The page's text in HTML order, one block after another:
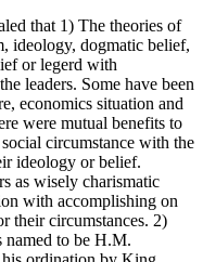
that 1) The theories of
ideology, dogmatic belief,
or legerd with
leaders. Some have been
economics situation and
were mutual benefits to
circumstance with the
ideology or belief.
as wisely charismatic
with accomplishing on
their circumstances. 2)
named to be H.M.